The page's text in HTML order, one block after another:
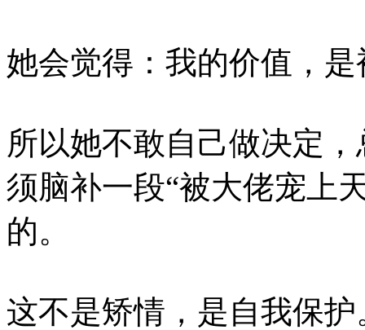
她会觉得：我的价值，
所以她不敢自己做决定
须脑补一段“被大佬宠上
的。
这不是矫情，是自我保护